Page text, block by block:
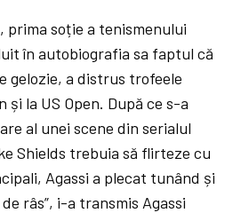
prima soție a tenismenului
în autobiografia sa faptul că
gelozie, a distrus trofeele
la US Open. După ce s-a
al unei scene din serialul
Shields trebuia să flirteze cu
Agassi a plecat tunând și
râs”, i-a transmis Agassi